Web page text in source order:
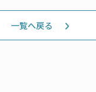
一覧へ戻る